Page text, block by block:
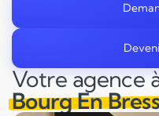
Votre agence
Bourg En